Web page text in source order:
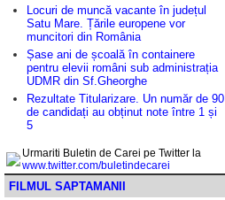
Locuri de muncă vacante în județul
Satu Mare. Țările europene vor
muncitori din România
Șase ani de școală în containere
pentru elevii români sub administrația
UDMR din Sf.Gheorghe
Rezultate Titularizare. Un număr de 90
de candidați au obținut note între 1 și
5
Urmariti Buletin de Carei pe Twitter la
www.twitter.com/buletindecarei
FILMUL SAPTAMANII